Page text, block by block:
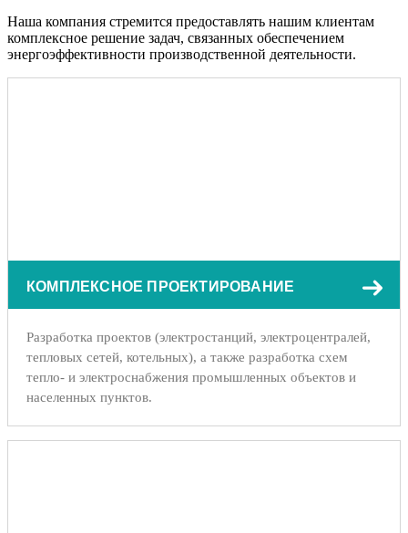
Наша компания стремится предоставлять нашим клиентам
комплексное решение задач, связанных обеспечением
энергоэффективности производственной деятельности.
КОМПЛЕКСНОЕ ПРОЕКТИРОВАНИЕ
Разработка проектов (электростанций, электроцентралей,
тепловых сетей, котельных), а также разработка схем
тепло- и электроснабжения промышленных объектов и
населенных пунктов.